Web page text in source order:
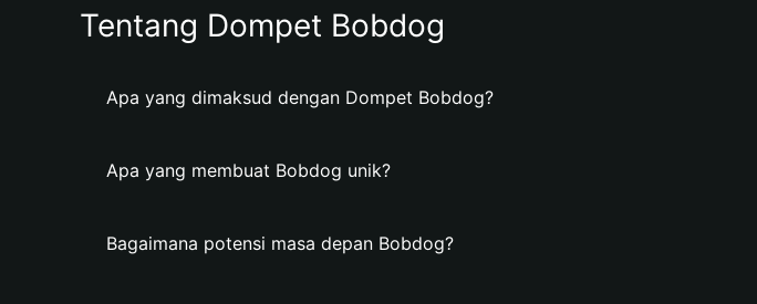
Tentang Dompet Bobdog
Apa yang dimaksud dengan Dompet Bobdog?
Apa yang membuat Bobdog unik?
Bagaimana potensi masa depan Bobdog?